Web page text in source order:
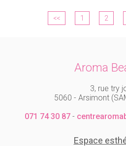
<< 1 2
Aroma
3, rue try
5060 - Arsimont
071 74 30 87 -
Espace